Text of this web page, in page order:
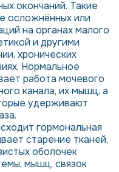
окончаний. Такие
осложнённых или
на органах малого
и другими
хронических
Нормальное
работа мочевого
канала, их мышц, а
удерживают
гормональная
старение тканей,
оболочек
мышц, связок